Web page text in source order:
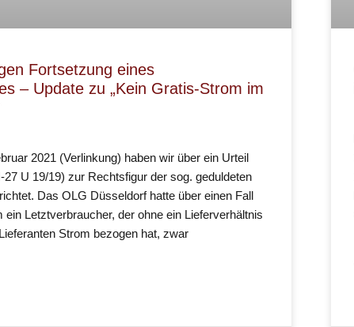
Fortsetzung eines
– Update zu „Kein Gratis-Strom im
2021 (Verlinkung) haben wir über ein Urteil
U 19/19) zur Rechtsfigur der sog. geduldeten
Das OLG Düsseldorf hatte über einen Fall
ein Letztverbraucher, der ohne ein Lieferverhältnis
Strom bezogen hat, zwar